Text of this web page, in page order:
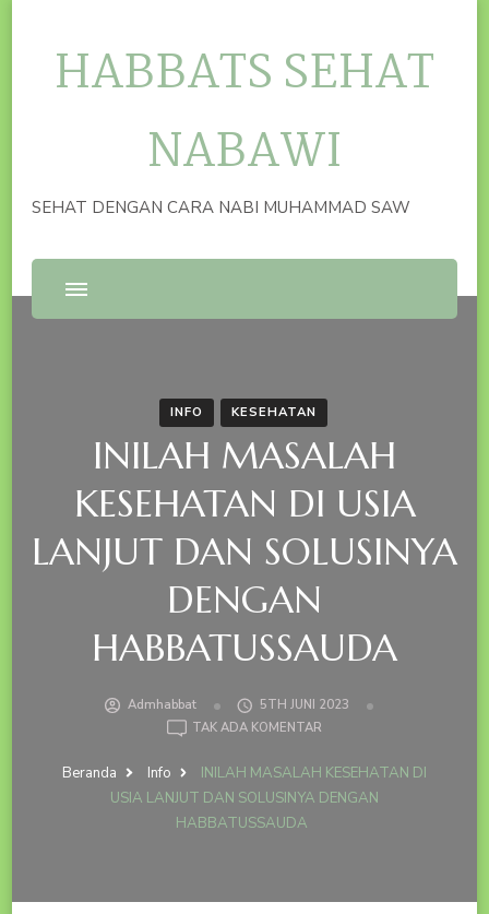
HABBATS SEHAT
NABAWI
SEHAT DENGAN CARA NABI MUHAMMAD SAW
INFO KESEHATAN
INILAH MASALAH
KESEHATAN DI USIA
LANJUT DAN SOLUSINYA
DENGAN
HABBATUSSAUDA
Admhabbat
5TH JUNI 2023
TAK ADA KOMENTAR
MASALAH
KESEHATAN
SOLUSINYA
Beranda Info
INILAH MASALAH KESEHATAN DI
USIA LANJUT DAN SOLUSINYA DENGAN
HABBATUSSAUDA